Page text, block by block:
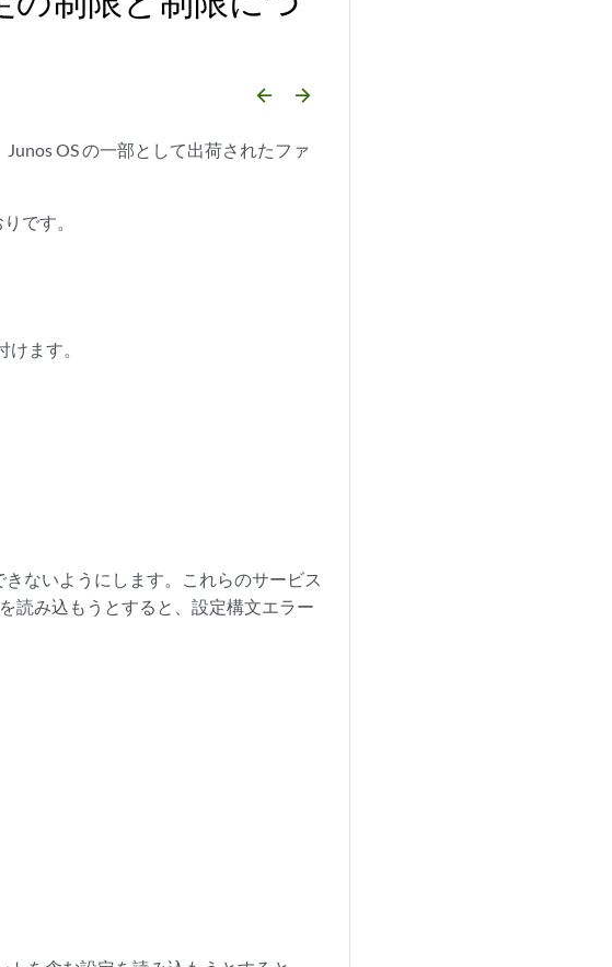
arrow_backward arrow_forward
OS の一部として出荷されたファ
です。
ます。
ないようにします。これらのサービス
読み込もうとすると、設定構文エラー